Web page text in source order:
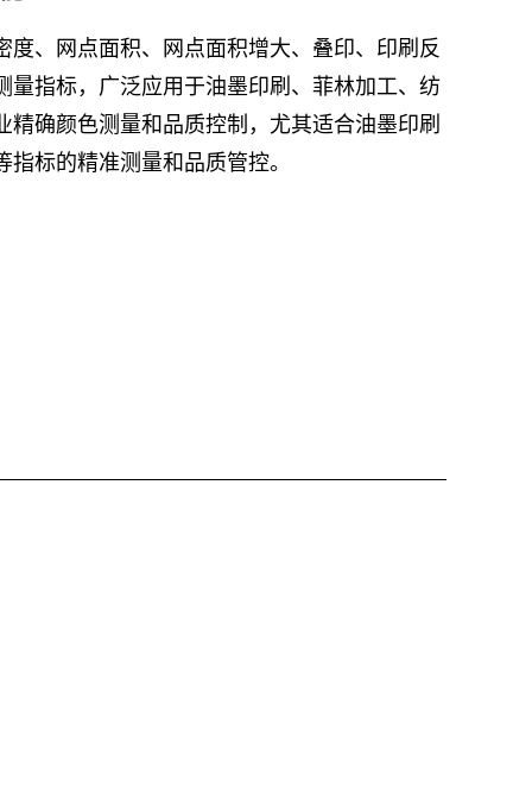
度、网点面积、网点面积增大、叠印、印刷反
量指标，广泛应用于油墨印刷、菲林加工、纺
精确颜色测量和品质控制，尤其适合油墨印刷
标的精准测量和品质管控。